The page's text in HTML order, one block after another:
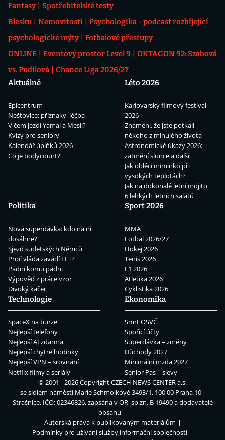
Fantasy
Spotřebitelské testy
Blesku
Nemovitosti
Psychologika - podcast rozbíjející
psychologické mýty
Fotbalové přestupy
ONLINE
Eventový prostor Level 9
OKTAGON 92: Szabová
vs. Pudilová
Chance Liga 2026/27
Aktuálně
Epicentrum
Neštovice: příznaky, léčba
V čem jezdí Yamal a Mesii?
Kvízy pro seniory
Kalendář úplňků 2026
Co je bodycount?
Léto 2026
Karlovarský filmový festival
2026
Znamení, že jste potkali
někoho z minulého života
Astronomické úkazy 2026:
zatmění slunce a další
Jak obléci miminko při
vysokých teplotách?
Jak na dokonalé letní mojito
6 lehkých letních salátů
Politika
Nová superdávka: kdo na ní
dosáhne?
Sjezd sudetských Němců
Proč vláda zavádí EET?
Padni komu padni
Výpověď z práce vzor
Divoký kačer
Sport 2026
MMA
Fotbal 2026/27
Hokej 2026
Tenis 2026
F1 2026
Atletika 2026
Cyklistika 2026
Technologie
SpaceX na burze
Nejlepší telefony
Nejlepší AI zdarma
Nejlepší chytré hodinky
Nejlepší VPN – srovnání
Netflix filmy a seriály
Ekonomika
Smrt OSVČ
Spořicí účty
Superdávka – změny
Důchody 2027
Minimální mzda 2027
Senior Pas – slevy
© 2001 - 2026 CopyrightCZECH NEWS CENTER a.s.
se sídlem náměstí Marie Schmolkové 3493/1, 100 00 Praha 10 -
Strašnice, IČO: 02346826, zapsána v OR, sp.zn. B 19490 a dodavatelé
obsahu
Autorská práva k publikovaným materiálům
Podmínky pro užívání služby informační společnosti